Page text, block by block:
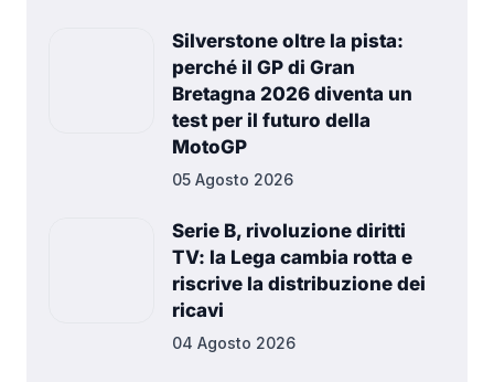
Silverstone oltre la pista:
perché il GP di Gran
Bretagna 2026 diventa un
test per il futuro della
MotoGP
05 Agosto 2026
Serie B, rivoluzione diritti
TV: la Lega cambia rotta e
riscrive la distribuzione dei
ricavi
04 Agosto 2026